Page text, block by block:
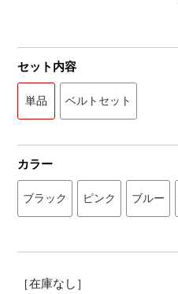
セット内容
単品 ベルトセット
カラー
ブラック ピンク ブルー
［在庫なし］